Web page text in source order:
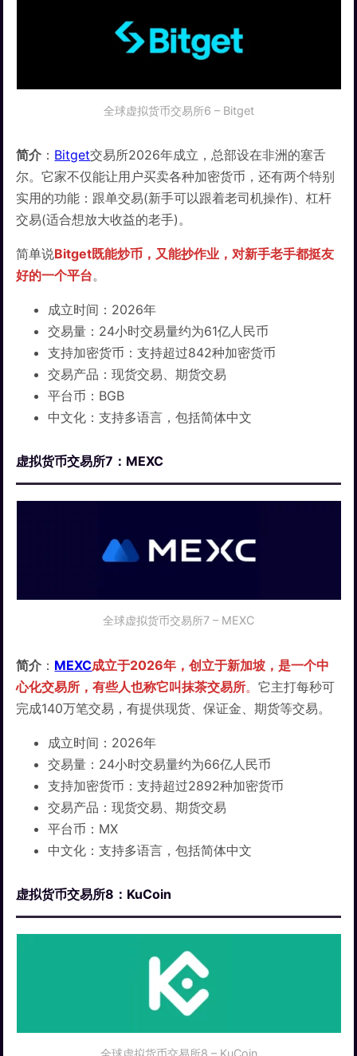
全球虚拟货币交易所6 – Bitget
简介 ： Bitget交易所2026年成立，总部设在非洲的塞舌
尔。它家不仅能让用户买卖各种加密货币，还有两个特别
实用的功能：跟单交易(新手可以跟着老司机操作)、杠杆
交易(适合想放大收益的老手)。
简单说Bitget既能炒币，又能抄作业，对新手老手都挺友
好的一个平台。
成立时间：2026年
交易量：24小时交易量约为61亿人民币
支持加密货币：支持超过842种加密货币
交易产品：现货交易、期货交易
平台币：BGB
中文化：支持多语言，包括简体中文
虚拟货币交易所7：MEXC
全球虚拟货币交易所7 – MEXC
简介 ： MEXC成立于2026年，创立于新加坡，是一个中
心化交易所，有些人也称它叫抹茶交易所。它主打每秒可
完成140万笔交易，有提供现货、保证金、期货等交易。
成立时间：2026年
交易量：24小时交易量约为66亿人民币
支持加密货币：支持超过2892种加密货币
交易产品：现货交易、期货交易
平台币：MX
中文化：支持多语言，包括简体中文
虚拟货币交易所8：KuCoin
全球虚拟货币交易所8 – KuCoin